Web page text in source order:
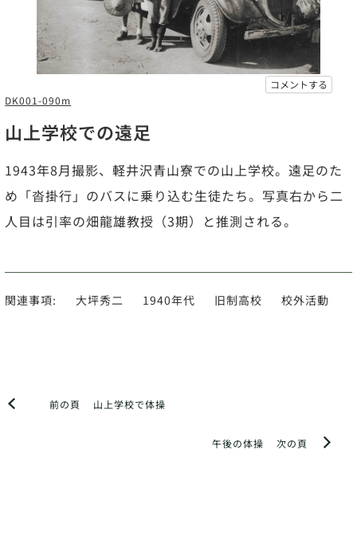
コメントする
DK001-090m
山上学校での遠足
1943年8月撮影、軽井沢青山寮での山上学校。遠足のた
め「沓掛行」のバスに乗り込む生徒たち。写真右から二
人目は引率の畑龍雄教授（3期）と推測される。
関連事項: 大坪秀二 1940年代 旧制高校 校外活動
前の頁 山上学校で体操
次の頁
午後の体操